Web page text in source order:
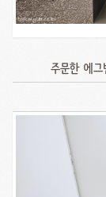
주문한 에